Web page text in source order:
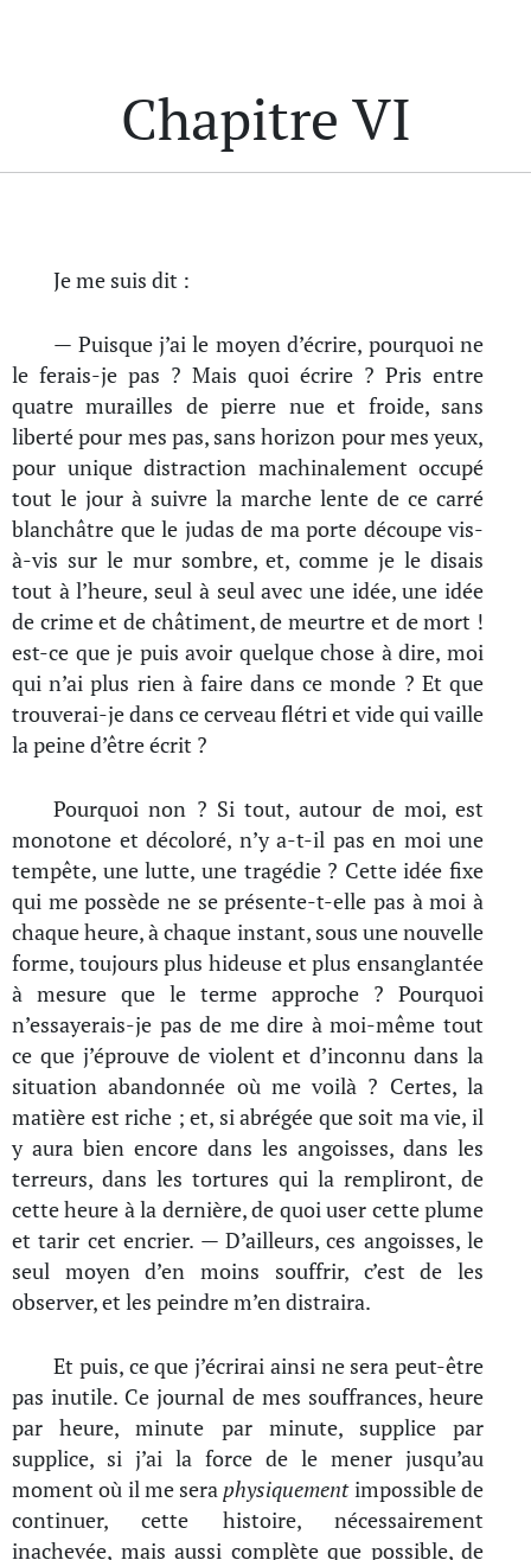
Chapitre VI
Je me suis dit :
— Puisque j’ai le moyen d’écrire, pourquoi ne
le ferais-je pas ? Mais quoi écrire ? Pris entre
quatre murailles de pierre nue et froide, sans
liberté pour mes pas, sans horizon pour mes yeux,
pour unique distraction machinalement occupé
tout le jour à suivre la marche lente de ce carré
blanchâtre que le judas de ma porte découpe vis-
à-vis sur le mur sombre, et, comme je le disais
tout à l’heure, seul à seul avec une idée, une idée
de crime et de châtiment, de meurtre et de mort !
est-ce que je puis avoir quelque chose à dire, moi
qui n’ai plus rien à faire dans ce monde ? Et que
trouverai-je dans ce cerveau flétri et vide qui vaille
la peine d’être écrit ?
Pourquoi non ? Si tout, autour de moi, est
monotone et décoloré, n’y a-t-il pas en moi une
tempête, une lutte, une tragédie ? Cette idée fixe
qui me possède ne se présente-t-elle pas à moi à
chaque heure, à chaque instant, sous une nouvelle
forme, toujours plus hideuse et plus ensanglantée
à mesure que le terme approche ? Pourquoi
n’essayerais-je pas de me dire à moi-même tout
ce que j’éprouve de violent et d’inconnu dans la
situation abandonnée où me voilà ? Certes, la
matière est riche ; et, si abrégée que soit ma vie, il
y aura bien encore dans les angoisses, dans les
terreurs, dans les tortures qui la rempliront, de
cette heure à la dernière, de quoi user cette plume
et tarir cet encrier. — D’ailleurs, ces angoisses, le
seul moyen d’en moins souffrir, c’est de les
observer, et les peindre m’en distraira.
Et puis, ce que j’écrirai ainsi ne sera peut-être
pas inutile. Ce journal de mes souffrances, heure
par heure, minute par minute, supplice par
supplice, si j’ai la force de le mener jusqu’au
moment où il me sera physiquementimpossible de
continuer, cette histoire, nécessairement
inachevée, mais aussi complète que possible, de